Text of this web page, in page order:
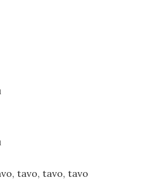
tavo, tavo, tavo